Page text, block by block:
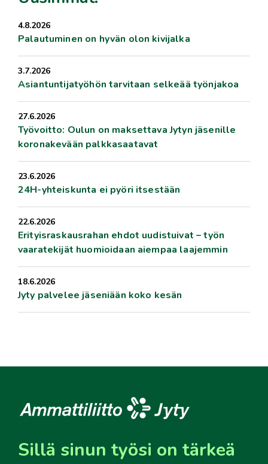
4.8.2026
Palautuminen on hyvän olon kivijalka
3.7.2026
Asiantuntijatyöhön tarvitaan selkeää työnjakoa
27.6.2026
Työvoitto: Oulun on maksettava Jytyn jäsenille
koronakevään palkkasaatavat
23.6.2026
24H-yhteiskunta ei pyöri itsestään
22.6.2026
Erityisraskausrahan ehdot uudistuivat – työn
vaaratekijät huomioidaan aiempaa laajemmin
18.6.2026
Jyty palvelee jäseniään koko kesän
Sillä sinun työsi on tärkeä